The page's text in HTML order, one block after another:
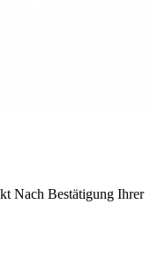
Nach Bestätigung Ihrer